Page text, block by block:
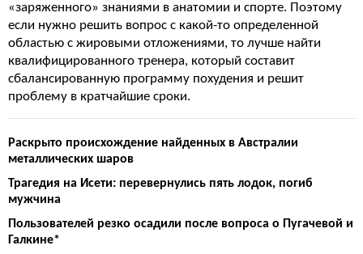
«заряженного» знаниями в анатомии и спорте. Поэтому
если нужно решить вопрос с какой-то определенной
областью с жировыми отложениями, то лучше найти
квалифицированного тренера, который составит
сбалансированную программу похудения и решит
проблему в кратчайшие сроки.
Раскрыто происхождение найденных в Австралии
металлических шаров
Трагедия на Исети: перевернулись пять лодок, погиб
мужчина
Пользователей резко осадили после вопроса о Пугачевой и
Галкине*